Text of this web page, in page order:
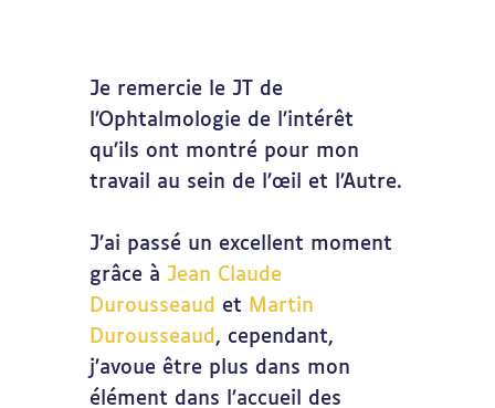
Je remercie le JT de
l’Ophtalmologie de l’intérêt
qu’ils ont montré pour mon
travail au sein de l’œil et l’Autre.
J’ai passé un excellent moment
grâce à Jean Claude
Durousseaud et Martin
Durousseaud , cependant,
j’avoue être plus dans mon
élément dans l’accueil des